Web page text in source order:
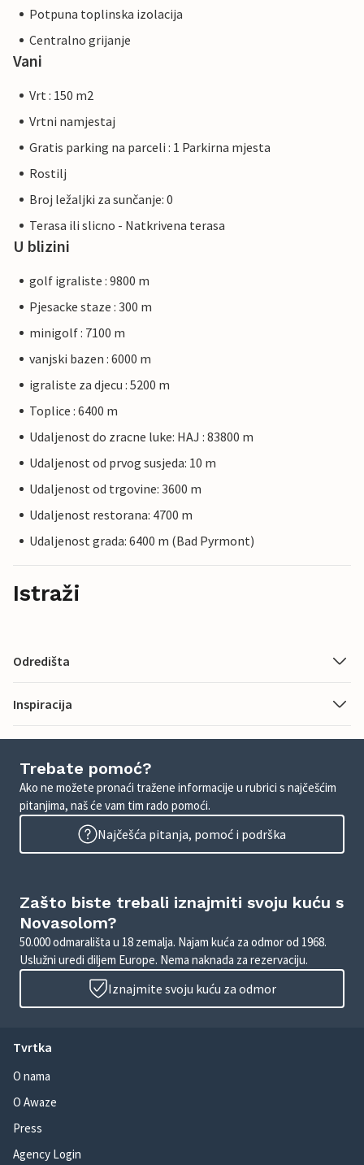
Potpuna toplinska izolacija
Centralno grijanje
Vani
Vrt : 150 m2
Vrtni namjestaj
Gratis parking na parceli : 1 Parkirna mjesta
Rostilj
Broj ležaljki za sunčanje: 0
Terasa ili slicno - Natkrivena terasa
U blizini
golf igraliste : 9800 m
Pjesacke staze : 300 m
minigolf : 7100 m
vanjski bazen : 6000 m
igraliste za djecu : 5200 m
Toplice : 6400 m
Udaljenost do zracne luke: HAJ : 83800 m
Udaljenost od prvog susjeda: 10 m
Udaljenost od trgovine: 3600 m
Udaljenost restorana: 4700 m
Udaljenost grada: 6400 m (Bad Pyrmont)
Istraži
Odredišta
Inspiracija
Trebate pomoć?
Ako ne možete pronaći tražene informacije u rubrici s najčešćim
pitanjima, naš će vam tim rado pomoći.
Najčešća pitanja, pomoć i podrška
Zašto biste trebali iznajmiti svoju kuću s
Novasolom?
50.000 odmarališta u 18 zemalja. Najam kuća za odmor od 1968.
Uslužni uredi diljem Europe. Nema naknada za rezervaciju.
Iznajmite svoju kuću za odmor
Tvrtka
O nama
O Awaze
Press
Agency Login